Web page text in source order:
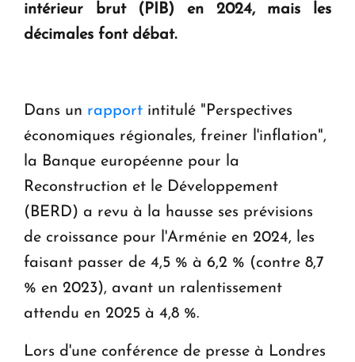
Le premier hôtel Hyatt Regency d'Arménie
ouvrira ses portes à Dilijan
intérieur brut (PIB) en 2024, mais les
décimales font débat.
Dans un rapport intitulé "Perspectives
économiques régionales, freiner l'inflation",
la Banque européenne pour la
Reconstruction et le Développement
(BERD) a revu à la hausse ses prévisions
de croissance pour l'Arménie en 2024, les
faisant passer de 4,5 % à 6,2 % (contre 8,7
% en 2023), avant un ralentissement
attendu en 2025 à 4,8 %.
Lors d'une conférence de presse à Londres